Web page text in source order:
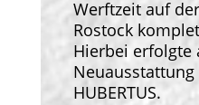
Werftzeit auf
Rostock
Hierbei erfolgte
HUBERTUS.